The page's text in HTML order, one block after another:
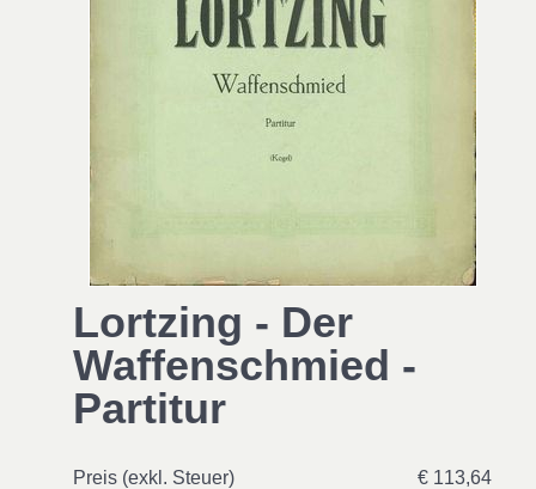
Lortzing - Der
Waffenschmied -
Partitur
Preis (exkl. Steuer)
€ 113,64